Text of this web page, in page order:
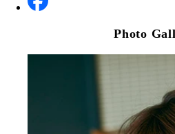
Photo